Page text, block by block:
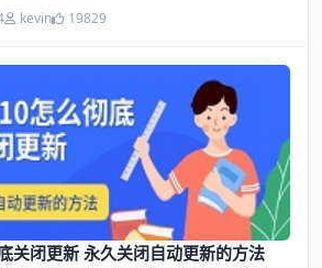
kevin 19829
闭更新 永久关闭自动更新的方法